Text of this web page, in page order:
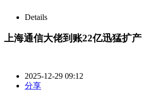
Details
上海通信大佬到账22亿迅猛扩产
2025-12-29 09:12
分享